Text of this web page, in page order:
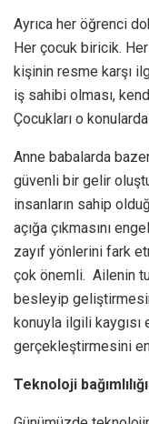
Ayrıca her öğrenci
Her çocuk biricik.
kişinin resme karşı
iş sahibi olması,
Çocukları o
Anne babalarda
güvenli bir gelir
insanların sahip
açığa çıkmasını
zayıf yönlerini fark
çok önemli. Ailenin
besleyip
konuyla ilgili
gerçekleştirmesini
Teknoloji